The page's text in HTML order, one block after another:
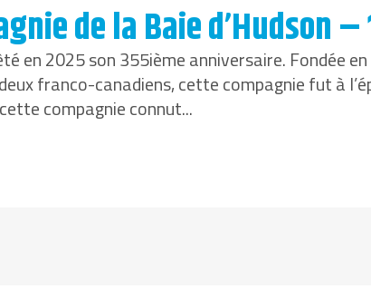
de la Baie d’Hudson –
en 2025 son 355ième anniversaire. Fondée
franco-canadiens, cette compagnie fut à
compagnie connut...